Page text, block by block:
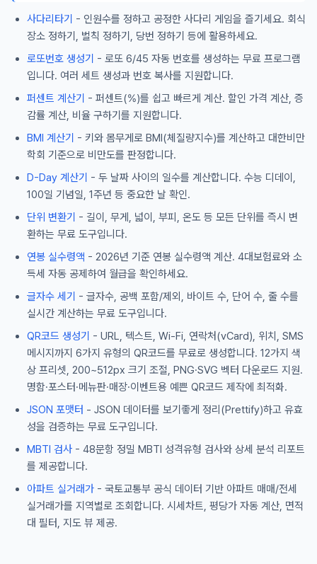
사다리타기 - 인원수를 정하고 공정한 사다리 게임을 즐기세요. 회식
장소 정하기, 벌칙 정하기, 당번 정하기 등에 활용하세요.
로또번호 생성기 - 로또 6/45 자동 번호를 생성하는 무료 프로그램
입니다. 여러 세트 생성과 번호 복사를 지원합니다.
퍼센트 계산기 - 퍼센트(%)를 쉽고 빠르게 계산. 할인 가격 계산, 증
감률 계산, 비율 구하기를 지원합니다.
BMI 계산기 - 키와 몸무게로 BMI(체질량지수)를 계산하고 대한비만
학회 기준으로 비만도를 판정합니다.
D-Day 계산기 - 두 날짜 사이의 일수를 계산합니다. 수능 디데이,
100일 기념일, 1주년 등 중요한 날 확인.
단위 변환기 - 길이, 무게, 넓이, 부피, 온도 등 모든 단위를 즉시 변
환하는 무료 도구입니다.
연봉 실수령액 - 2026년 기준 연봉 실수령액 계산. 4대보험료와 소
득세 자동 공제하여 월급을 확인하세요.
글자수 세기 - 글자수, 공백 포함/제외, 바이트 수, 단어 수, 줄 수를
실시간 계산하는 무료 도구입니다.
QR코드 생성기 - URL, 텍스트, Wi-Fi, 연락처(vCard), 위치, SMS
메시지까지 6가지 유형의 QR코드를 무료로 생성합니다. 12가지 색
상 프리셋, 200~512px 크기 조절, PNG·SVG 벡터 다운로드 지원.
명함·포스터·메뉴판·매장·이벤트용 예쁜 QR코드 제작에 최적화.
JSON 포맷터 - JSON 데이터를 보기좋게 정리(Prettify)하고 유효
성을 검증하는 무료 도구입니다.
MBTI 검사 - 48문항 정밀 MBTI 성격유형 검사와 상세 분석 리포트
를 제공합니다.
아파트 실거래가 - 국토교통부 공식 데이터 기반 아파트 매매/전세
실거래가를 지역별로 조회합니다. 시세차트, 평당가 자동 계산, 면적
대 필터, 지도 뷰 제공.